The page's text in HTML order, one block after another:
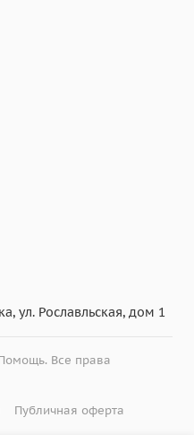
ул. Рославльская, дом 1
Все права
Публичная оферта